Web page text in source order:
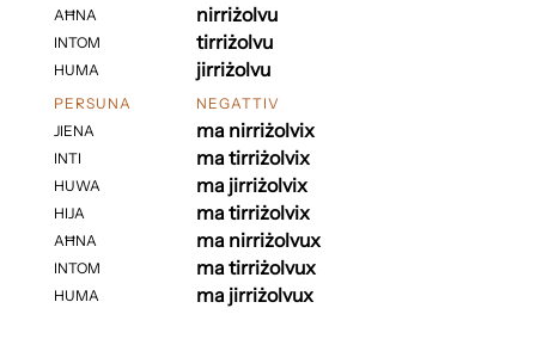
AĦNA
INTOM
HUMA
nirriżolvu
tirriżolvu
jirriżolvu
PERSUNA
JIENA
INTI
HUWA
HIJA
AĦNA
INTOM
HUMA
NEGATTIV
ma nirriżolvix
ma tirriżolvix
ma jirriżolvix
ma tirriżolvix
ma nirriżolvux
ma tirriżolvux
ma jirriżolvux